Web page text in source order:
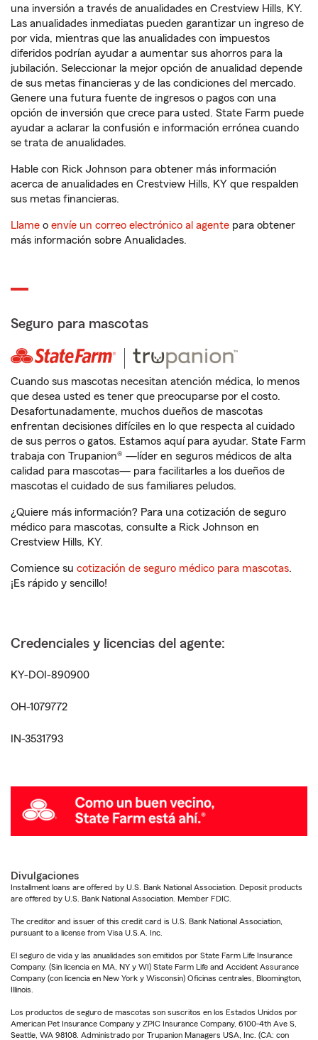
una inversión a través de anualidades en Crestview Hills, KY.
Las anualidades inmediatas pueden garantizar un ingreso de
por vida, mientras que las anualidades con impuestos
diferidos podrían ayudar a aumentar sus ahorros para la
jubilación. Seleccionar la mejor opción de anualidad depende
de sus metas financieras y de las condiciones del mercado.
Genere una futura fuente de ingresos o pagos con una
opción de inversión que crece para usted. State Farm puede
ayudar a aclarar la confusión e información errónea cuando
se trata de anualidades.
Hable con Rick Johnson para obtener más información
acerca de anualidades en Crestview Hills, KY que respalden
sus metas financieras.
Llame o envíe un correo electrónico al agente para obtener
más información sobre Anualidades.
Seguro para mascotas
Cuando sus mascotas necesitan atención médica, lo menos
que desea usted es tener que preocuparse por el costo.
Desafortunadamente, muchos dueños de mascotas
enfrentan decisiones difíciles en lo que respecta al cuidado
de sus perros o gatos. Estamos aquí para ayudar. State Farm
trabaja con Trupanion® —líder en seguros médicos de alta
calidad para mascotas— para facilitarles a los dueños de
mascotas el cuidado de sus familiares peludos.
¿Quiere más información? Para una cotización de seguro
médico para mascotas, consulte a Rick Johnson en
Crestview Hills, KY.
Comience su cotización de seguro médico para mascotas.
¡Es rápido y sencillo!
Credenciales y licencias del agente:
KY-DOI-890900
OH-1079772
IN-3531793
Divulgaciones
Installment loans are offered by U.S. Bank National Association. Deposit products
are offered by U.S. Bank National Association. Member FDIC.
The creditor and issuer of this credit card is U.S. Bank National Association,
pursuant to a license from Visa U.S.A. Inc.
El seguro de vida y las anualidades son emitidos por State Farm Life Insurance
Company. (Sin licencia en MA, NY y WI) State Farm Life and Accident Assurance
Company (con licencia en New York y Wisconsin) Oficinas centrales, Bloomington,
Illinois.
Los productos de seguro de mascotas son suscritos en los Estados Unidos por
American Pet Insurance Company y ZPIC Insurance Company, 6100-4th Ave S,
Seattle, WA 98108. Administrado por Trupanion Managers USA, Inc. (CA: con